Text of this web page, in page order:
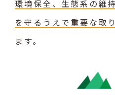
環境保全、生態系の維
を守るうえで重要な取
ます。